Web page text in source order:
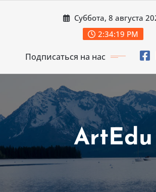
Суббота, 8 августа
2:34:20 PM
Подписаться на нас
ArtEdu